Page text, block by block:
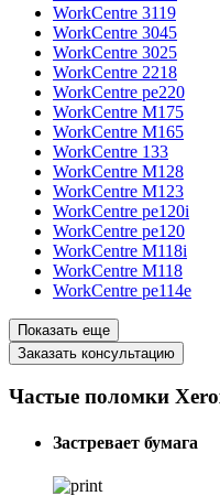
WorkCentre 3119
WorkCentre 3045
WorkCentre 3025
WorkCentre 2218
WorkCentre pe220
WorkCentre M175
WorkCentre M165
WorkCentre 133
WorkCentre M128
WorkCentre M123
WorkCentre pe120i
WorkCentre pe120
WorkCentre M118i
WorkCentre M118
WorkCentre pe114e
Показать еще
Заказать консультацию
Частые поломки
Застревает бумага